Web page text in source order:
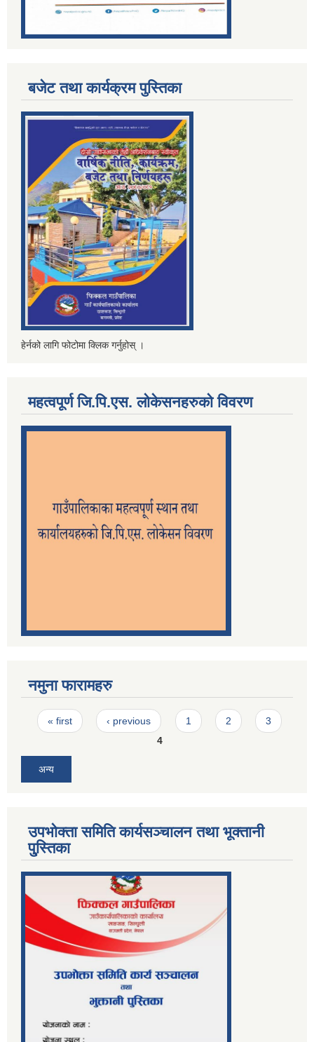
बजेट तथा कार्यक्रम पुस्तिका
हेर्नको लागि फोटोमा क्लिक गर्नुहोस् ।
महत्वपूर्ण जि.पि.एस. लोकेसनहरुको विवरण
नमुना फारामहरु
Pages
« first ‹ previous 1 2
3
4
अन्य
उपभोक्ता समिति कार्यसञ्चालन तथा भूक्तानी
पु्स्तिका